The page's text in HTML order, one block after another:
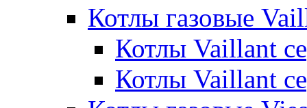
Котлы газовые
Котлы Vaillant
Котлы Vaillant